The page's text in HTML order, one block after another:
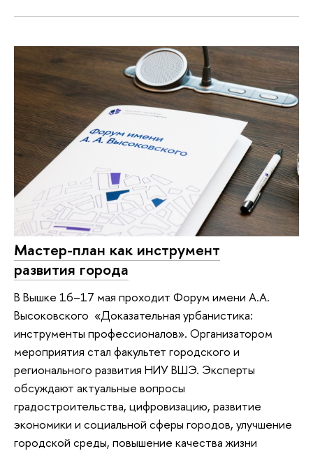
Мастер-план как инструмент
развития города
В Вышке 16–17 мая проходит Форум имени А.А.
Высоковского «Доказательная урбанистика:
инструменты профессионалов». Организатором
мероприятия стал факультет городского и
регионального развития НИУ ВШЭ. Эксперты
обсуждают актуальные вопросы
градостроительства, цифровизацию, развитие
экономики и социальной сферы городов, улучшение
городской среды, повышение качества жизни